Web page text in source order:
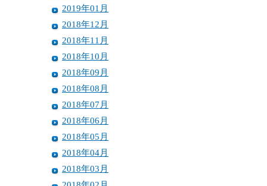
2019年01月
2018年12月
2018年11月
2018年10月
2018年09月
2018年08月
2018年07月
2018年06月
2018年05月
2018年04月
2018年03月